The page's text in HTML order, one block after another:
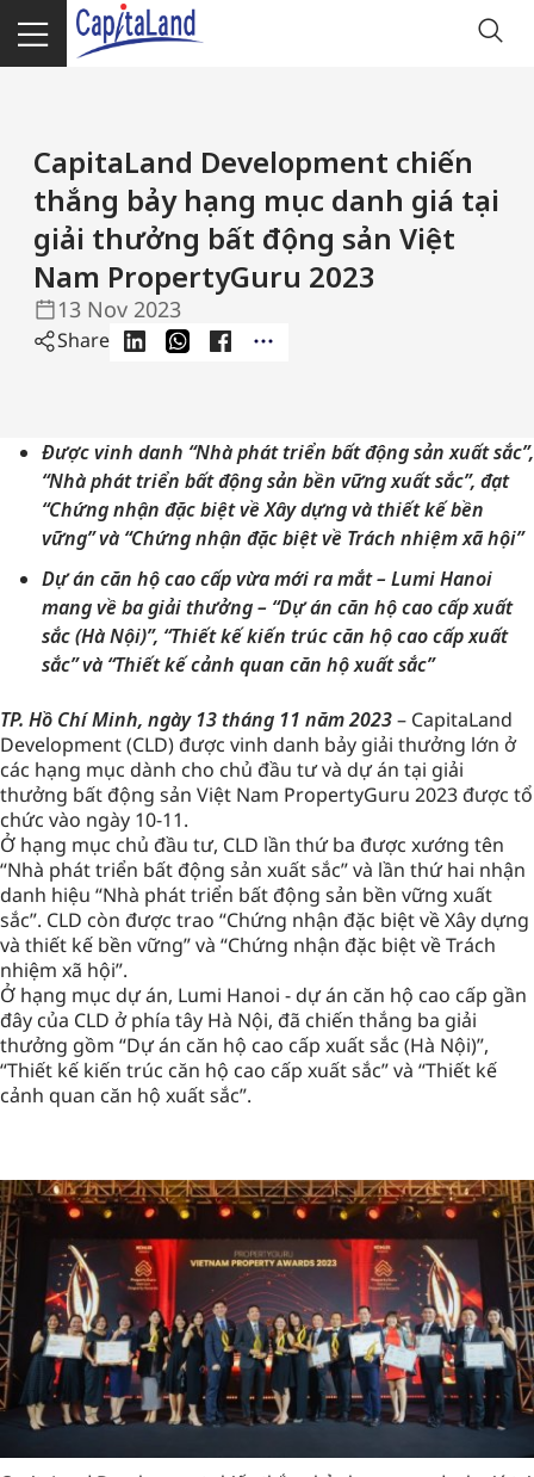
CapitaLand Development chiến
thắng bảy hạng mục danh giá tại
giải thưởng bất động sản Việt
Nam PropertyGuru 2023
13 Nov 2023
Share
Được vinh danh “Nhà phát triển bất động sản xuất sắc”,
“Nhà phát triển bất động sản bền vững xuất sắc”, đạt
“Chứng nhận đặc biệt về Xây dựng và thiết kế bền
vững” và “Chứng nhận đặc biệt về Trách nhiệm xã hội”
Dự án căn hộ cao cấp vừa mới ra mắt – Lumi Hanoi
mang về ba giải thưởng – “Dự án căn hộ cao cấp xuất
sắc (Hà Nội)”, “Thiết kế kiến trúc căn hộ cao cấp xuất
sắc” và “Thiết kế cảnh quan căn hộ xuất sắc”
TP. Hồ Chí Minh, ngày 13 tháng 11 năm 2023– CapitaLand
Development (CLD) được vinh danh bảy giải thưởng lớn ở
các hạng mục dành cho chủ đầu tư và dự án tại giải
thưởng bất động sản Việt Nam PropertyGuru 2023 được tổ
chức vào ngày 10-11.
Ở hạng mục chủ đầu tư, CLD lần thứ ba được xướng tên
“Nhà phát triển bất động sản xuất sắc” và lần thứ hai nhận
danh hiệu “Nhà phát triển bất động sản bền vững xuất
sắc”. CLD còn được trao “Chứng nhận đặc biệt về Xây dựng
và thiết kế bền vững” và “Chứng nhận đặc biệt về Trách
nhiệm xã hội”.
Ở hạng mục dự án, Lumi Hanoi - dự án căn hộ cao cấp gần
đây của CLD ở phía tây Hà Nội, đã chiến thắng ba giải
thưởng gồm “Dự án căn hộ cao cấp xuất sắc (Hà Nội)”,
“Thiết kế kiến trúc căn hộ cao cấp xuất sắc” và “Thiết kế
cảnh quan căn hộ xuất sắc”.